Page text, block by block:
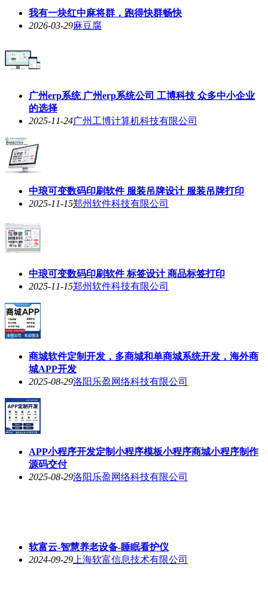
我有一块红中麻将群，跑得快群畅快
2026-03-29麻豆腐
广州erp系统 广州erp系统公司 工博科技 众多中小企业
的选择
2025-11-24广州工博计算机科技有限公司
中琅可变数码印刷软件 服装吊牌设计 服装吊牌打印
2025-11-15郑州软件科技有限公司
中琅可变数码印刷软件 标签设计 商品标签打印
2025-11-15郑州软件科技有限公司
商城软件定制开发，多商城和单商城系统开发，海外商
城APP开发
2025-08-29洛阳乐盈网络科技有限公司
APP小程序开发定制小程序模板小程序商城小程序制作
源码交付
2025-08-29洛阳乐盈网络科技有限公司
软富云-智慧养老设备-睡眠看护仪
2024-09-29 上海软富信息技术有限公司